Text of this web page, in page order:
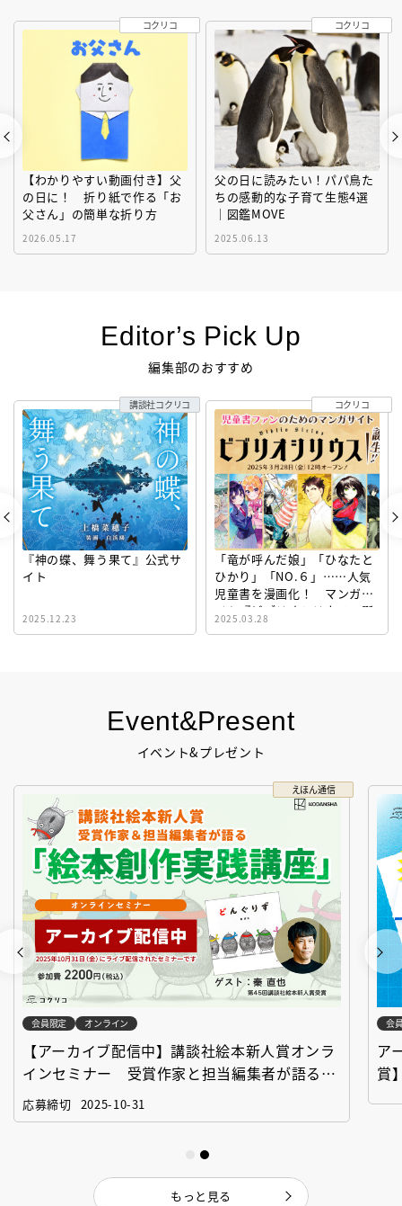
Event&Present
イベント&プレゼント
えほん通信
会員限定 オンライン
【アーカイブ配信中】講談社絵本新人賞オンラ
インセミナー 受賞作家と担当編集者が語る
「絵本創作実践講座」
応募締切 2025-10-31
会
ア
賞
もっと見る
【わかりやすい動画付き】父
の日に！ 折り紙で作る「お
父さん」の簡単な折り方
2026.05.17
コクリコ
父の日に読みたい！パパ鳥た
ちの感動的な子育て生態4選
｜図鑑MOVE
2025.06.13
コクリコ
Editor’s Pick Up
編集部のおすすめ
『神の蝶、舞う果て』公式サ
イト
2025.12.23
講談社コクリコ
「竜が呼んだ娘」「ひなたと
ひかり」「NO.６」……人気
児童書を漫画化！ マンガサ
イト『ビブリオシリウス』誕
生！
2025.03.28
コクリコ